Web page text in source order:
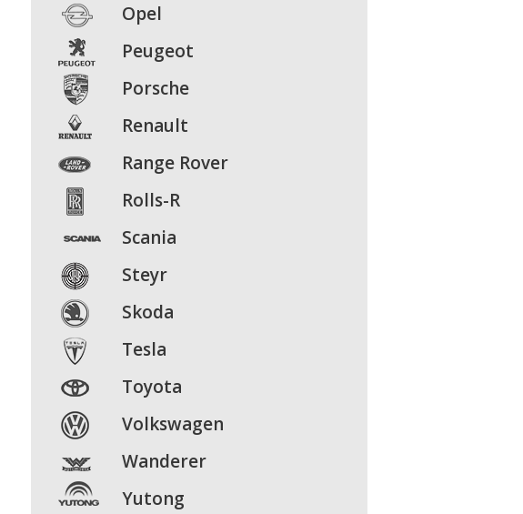
Opel
Peugeot
Porsche
Renault
Range Rover
Rolls-R
Scania
Steyr
Skoda
Tesla
Toyota
Volkswagen
Wanderer
Yutong